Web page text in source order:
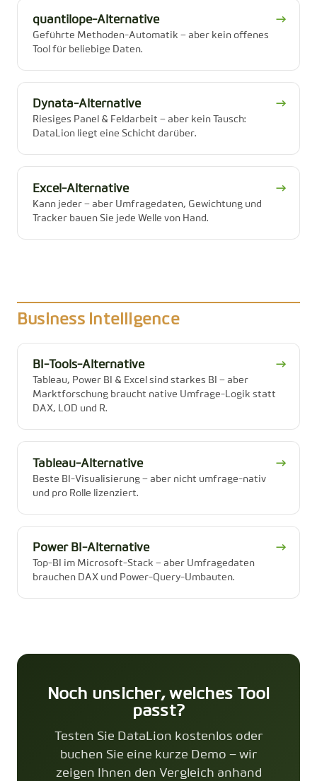
quantilope-Alternative
Geführte Methoden-Automatik – aber kein offenes
Tool für beliebige Daten.
→
Dynata-Alternative
Riesiges Panel & Feldarbeit – aber kein Tausch:
DataLion liegt eine Schicht darüber.
→
Excel-Alternative
Kann jeder – aber Umfragedaten, Gewichtung und
Tracker bauen Sie jede Welle von Hand.
→
Business Intelligence
BI-Tools-Alternative
Tableau, Power BI & Excel sind starkes BI – aber
Marktforschung braucht native Umfrage-Logik statt
DAX, LOD und R.
→
Tableau-Alternative
Beste BI-Visualisierung – aber nicht umfrage-nativ
und pro Rolle lizenziert.
→
Power BI-Alternative
Top-BI im Microsoft-Stack – aber Umfragedaten
brauchen DAX und Power-Query-Umbauten.
→
Noch unsicher, welches Tool
passt?
Testen Sie DataLion kostenlos oder
buchen Sie eine kurze Demo – wir
zeigen Ihnen den Vergleich anhand